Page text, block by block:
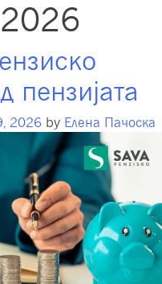
пензијата
2026 by Елена Пачоска